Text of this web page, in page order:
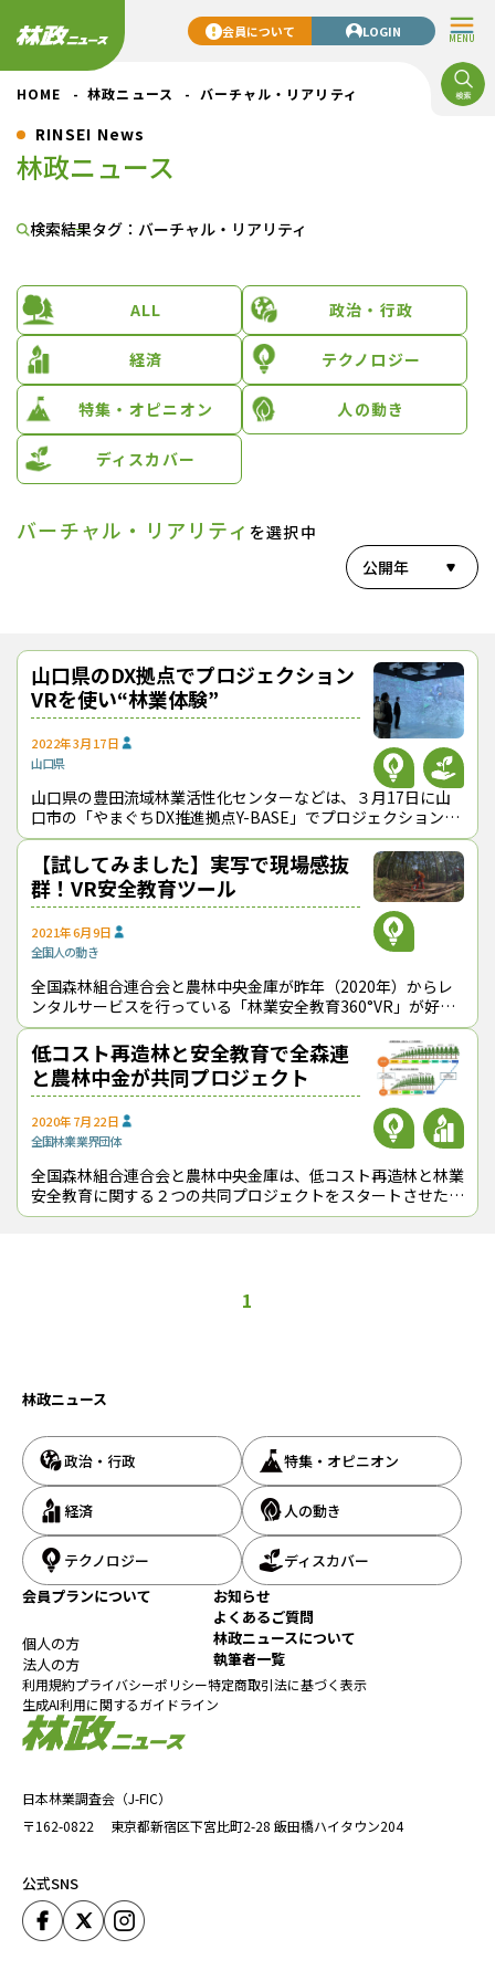
MENU
会員について LOGIN
HOME 林政ニュース バーチャル・リアリティ
RINSEI News
林政ニュース
検索結果タグ：バーチャル・リアリティ
ALL 政治・行政
経済 テクノロジー
特集・オピニオン 人の動き
ディスカバー
バーチャル・リアリティ を選択中
公開年
山口県のDX拠点でプロジェクション
VRを使い“林業体験”
2022年3月17日
山口県
山口県の豊田流域林業活性化センターなどは、３月17日に山
口市の「やまぐちDX推進拠点Y-BASE」でプロジェクションVR
を使った林業体験会を初めて開催した。 プロジェクションVR
は、バーチャル
【試してみました】実写で現場感抜
群！VR安全教育ツール
2021年6月9日
全国人の動き
全国森林組合連合会と農林中央金庫が昨年（2020年）からレ
ンタルサービスを行っている「林業安全教育360°VR」が好評
で、６月から動画メニューに「かかり木処理編」と「キックバ
ック編」が追加された。「
低コスト再造林と安全教育で全森連
と農林中金が共同プロジェクト
2020年7月22日
全国林業業界団体
全国森林組合連合会と農林中央金庫は、低コスト再造林と林業
安全教育に関する２つの共同プロジェクトをスタートさせた。
コウヨウザンやコンテナ大苗を活用、３か所で５か年実証事業
1
日本林業調査会（J-FIC）
〒162-0822
東京都新宿区下宮比町2-28 飯田橋ハイタウン204
公式SNS
林政ニュース
政治・行政 特集・オピニオン
経済 人の動き
テクノロジー
ディスカバー
会員プランについて
個人の方
法人の方
お知らせ
よくあるご質問
林政ニュースについて
執筆者一覧
利用規約プライバシーポリシー特定商取引法に基づく表示
生成AI利用に関するガイドライン